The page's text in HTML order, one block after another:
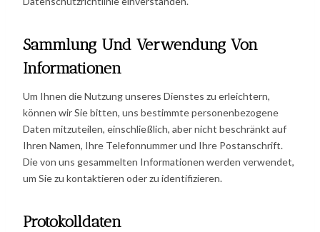
Sammlung Und Verwendung Von
Informationen
Um Ihnen die Nutzung unseres Dienstes zu erleichtern,
können wir Sie bitten, uns bestimmte personenbezogene
Daten mitzuteilen, einschließlich, aber nicht beschränkt auf
Ihren Namen, Ihre Telefonnummer und Ihre Postanschrift.
Die von uns gesammelten Informationen werden verwendet,
um Sie zu kontaktieren oder zu identifizieren.
Protokolldaten